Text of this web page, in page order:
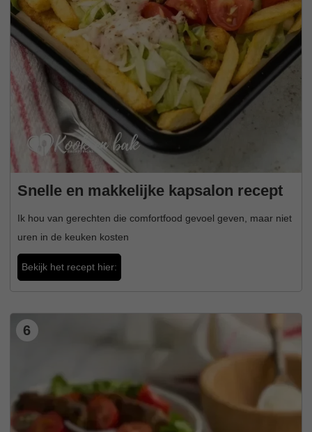
Snelle en makkelijke kapsalon recept
Ik hou van gerechten die comfortfood gevoel geven, maar niet
uren in de keuken kosten
Bekijk het recept hier:
6